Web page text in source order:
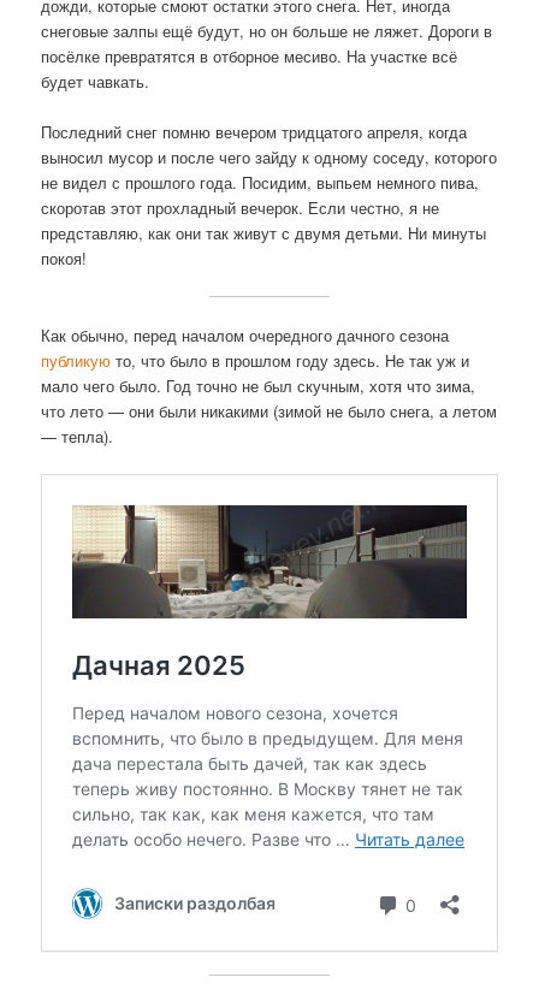
дожди, которые смоют остатки этого снега. Нет, иногда
снеговые залпы ещё будут, но он больше не ляжет. Дороги в
посёлке превратятся в отборное месиво. На участке всё
будет чавкать.
Последний снег помню вечером тридцатого апреля, когда
выносил мусор и после чего зайду к одному соседу, которого
не видел с прошлого года. Посидим, выпьем немного пива,
скоротав этот прохладный вечерок. Если честно, я не
представляю, как они так живут с двумя детьми. Ни минуты
покоя!
Как обычно, перед началом очередного дачного сезона
публикую то, что было в прошлом году здесь. Не так уж и
мало чего было. Год точно не был скучным, хотя что зима,
что лето — они были никакими (зимой не было снега, а летом
— тепла).